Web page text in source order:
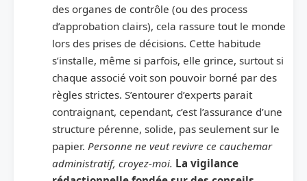
des organes de contrôle (ou des process
d’approbation clairs), cela rassure tout le monde
lors des prises de décisions. Cette habitude
s’installe, même si parfois, elle grince, surtout si
chaque associé voit son pouvoir borné par des
règles strictes. S’entourer d’experts parait
contraignant, cependant, c’est l’assurance d’une
structure pérenne, solide, pas seulement sur le
papier. Personne ne veut revivre ce cauchemar
administratif, croyez-moi. La vigilance